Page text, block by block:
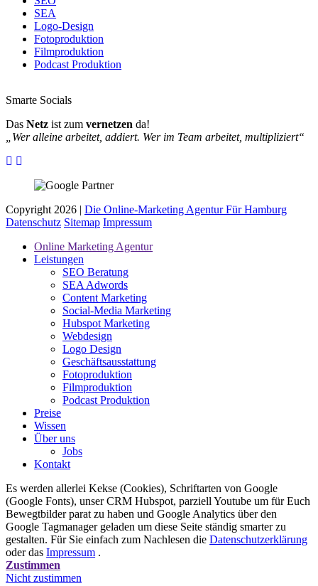
SEA
Logo-Design
Fotoproduktion
Filmproduktion
Podcast Produktion
Smarte Socials
DasNetz ist zumvernetzen da!
„Wer alleine arbeitet, addiert. Wer im Team arbeitet, multipliziert“
Copyright 2026 | Die Online-Marketing Agentur Für Hamburg
Datenschutz Sitemap Impressum
Online Marketing Agentur
Leistungen
SEO Beratung
SEA Adwords
Content Marketing
Social-Media Marketing
Hubspot Marketing
Webdesign
Logo Design
Geschäftsausstattung
Fotoproduktion
Filmproduktion
Podcast Produktion
Preise
Wissen
Über uns
Jobs
Kontakt
Es werden allerlei Kekse (Cookies), Schriftarten von Google
(Google Fonts), unser CRM Hubspot, parziell Youtube um für Euch
Bewegtbilder parat zu haben und Google Analytics über den
Google Tagmanager geladen um diese Seite ständig smarter zu
gestalten. Für Sie einfach zum Nachlesen dieDatenschutzerklärung
oder dasImpressum .
Zustimmen
Nicht zustimmen